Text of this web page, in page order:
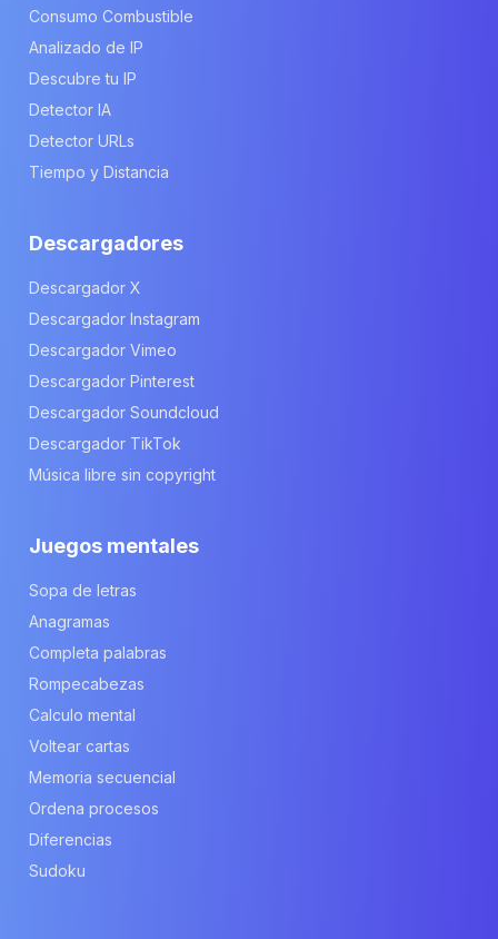
Consumo Combustible
Analizado de IP
Descubre tu IP
Detector IA
Detector URLs
Tiempo y Distancia
Descargadores
Descargador X
Descargador Instagram
Descargador Vimeo
Descargador Pinterest
Descargador Soundcloud
Descargador TikTok
Música libre sin copyright
Juegos mentales
Sopa de letras
Anagramas
Completa palabras
Rompecabezas
Calculo mental
Voltear cartas
Memoria secuencial
Ordena procesos
Diferencias
Sudoku